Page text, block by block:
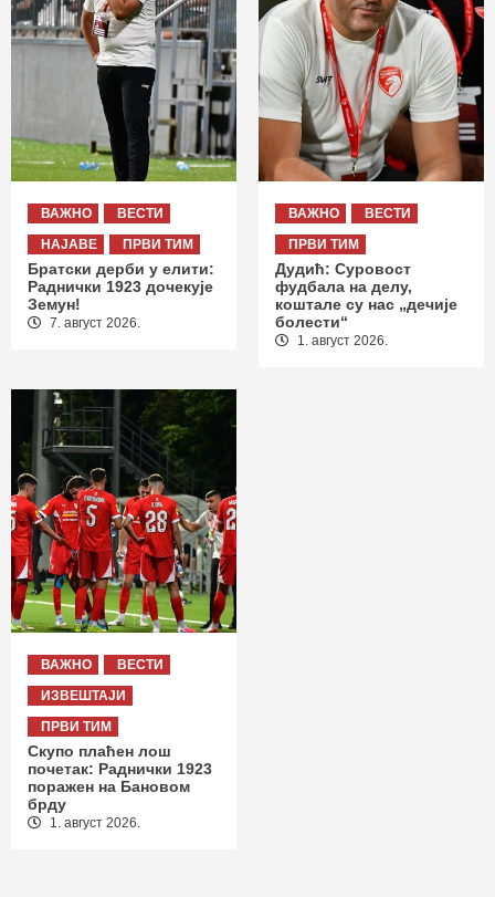
ВАЖНО
ВЕСТИ
НАЈАВЕ
ПРВИ ТИМ
Братски дерби у елити:
Раднички 1923 дочекује
Земун!
7. август 2026.
ВАЖНО
ВЕСТИ
ПРВИ ТИМ
Дудић: Суровост
фудбала на делу,
коштале су нас „дечије
болести“
1. август 2026.
ВАЖНО
ВЕСТИ
ИЗВЕШТАЈИ
ПРВИ ТИМ
Скупо плаћен лош
почетак: Раднички 1923
поражен на Бановом
брду
1. август 2026.